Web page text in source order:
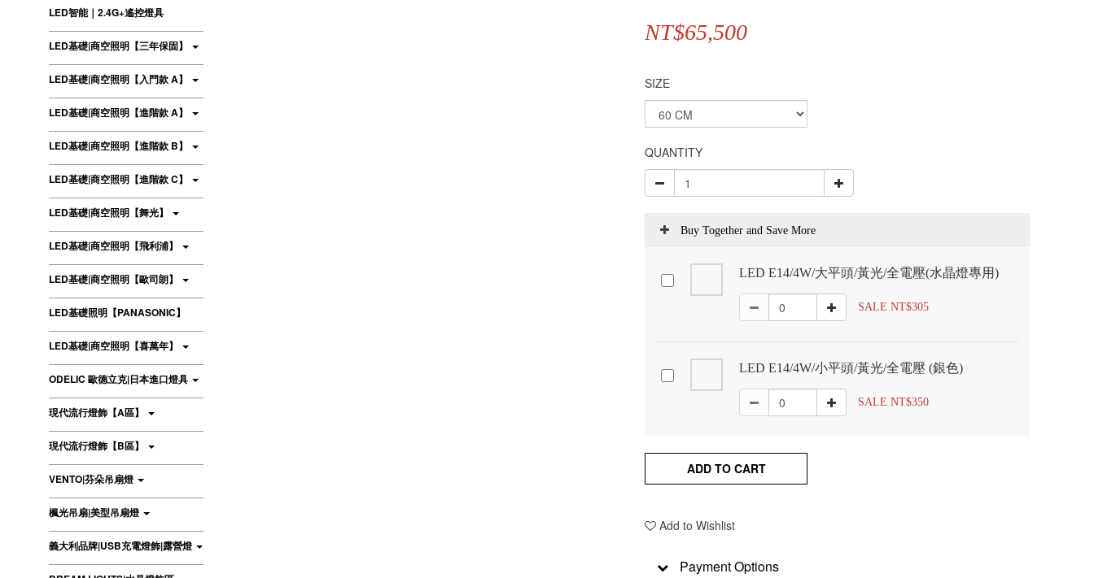
LED智能｜2.4G+遙控燈具
LED基礎|商空照明【三年保固】
LED基礎|商空照明【入門款 A】
LED基礎|商空照明【進階款 A】
LED基礎|商空照明【進階款 B】
LED基礎|商空照明【進階款 C】
LED基礎|商空照明【舞光】
LED基礎|商空照明【飛利浦】
LED基礎|商空照明【歐司朗】
LED基礎照明【PANASONIC】
LED基礎|商空照明【喜萬年】
ODELIC 歐德立克|日本進口燈具
現代流行燈飾【A區】
現代流行燈飾【B區】
VENTO|芬朵吊扇燈
楓光吊扇|美型吊扇燈
義大利品牌|USB充電燈飾|露營燈
NT$65,500
SIZE
QUANTITY
Buy Together and Save More
LED E14/4W/大平頭/黃光/全電壓(水晶燈專用)
SALE NT$305
LED E14/4W/小平頭/黃光/全電壓 (銀色)
SALE NT$350
ADD TO CART
Add to Wishlist
Payment Options